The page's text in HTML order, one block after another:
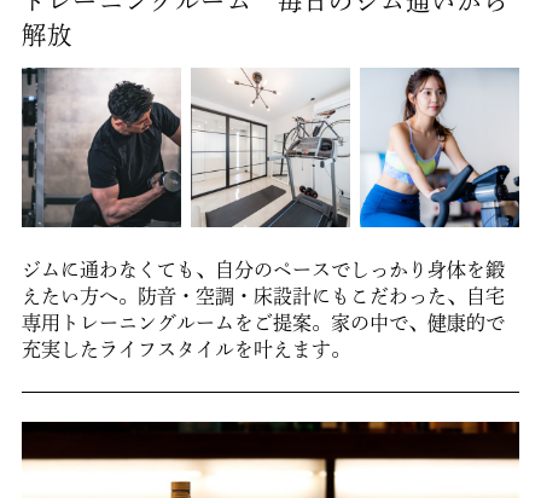
解放
ジムに通わなくても、自分のペースでしっかり身体を鍛
えたい方へ。防音・空調・床設計にもこだわった、自宅
専用トレーニングルームをご提案。家の中で、健康的で
充実したライフスタイルを叶えます。